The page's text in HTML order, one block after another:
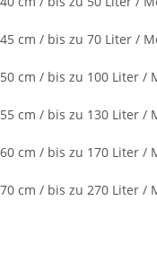
cm / bis zu 70 Liter /
cm / bis zu 100 Liter /
cm / bis zu 130 Liter /
cm / bis zu 170 Liter /
cm / bis zu 270 Liter /